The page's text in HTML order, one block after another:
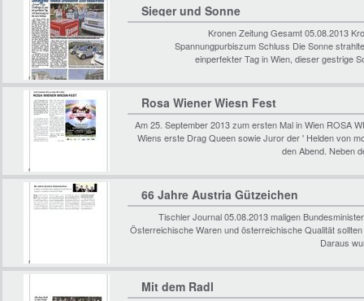
Sieger und Sonne
Kronen Zeitung Gesamt 05.08.2013
Spannungpurbiszum Schluss Die Sonne
einperfekter Tag in Wien, dieser gestrige
Rosa Wiener Wiesn Fest
Am 25. September 2013 zum ersten Mal in Wien ROSA
Wiens erste Drag Queen sowie Juror der ' Helden von
den Abend. Neben
66 Jahre Austria Gützeichen
Tischler Journal 05.08.2013 maligen
Österreichische Waren und österreichische Qualität
Daraus
Mit dem Radl